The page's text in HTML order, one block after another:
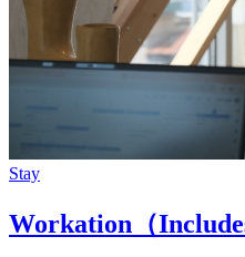
Stay
Workation（